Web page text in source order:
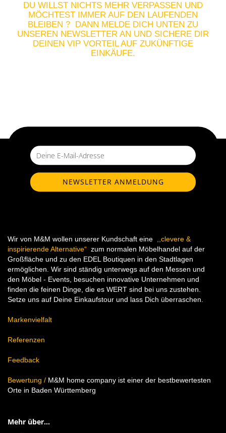
DU WILLST NICHTS MEHR VERPASSEN UND
MÖCHTEST IMMER AUF DEN LAUFENDEN
BLEIBEN ? DANN MELDE DICH UNTEN ZU
UNSEREN NEWSLETTER AN UND SICHERE DIR
DEINEN VIP VORTEIL AUF ZUKÜNFTIGE
EINKÄUFE.
Wir von M&M wollen unserer Kundschaft eine ,,clevere &
inspirierende Alternative“ zum normalen Möbelhandel auf der
Großfläche und zu den EDEL Boutiquen in den Stadtlagen
ermöglichen. Wir sind ständig unterwegs auf den Messen und
den Möbel - Events, besuchen innovative Unternehmen und
finden die feinen Dinge, die es WERT sind bei uns zustehen.
Setze uns auf Deine Einkaufstour und lass Dich überraschen.
Markenvielfalt
Referenzen
Feedback
Bewertung / M&M home company ist einer der bestbewertesten
Orte in Baden Württemberg
Mehr über...